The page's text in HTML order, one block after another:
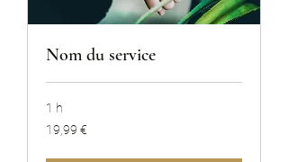
Nom du service
1 h
19,99
euros
19,99 €